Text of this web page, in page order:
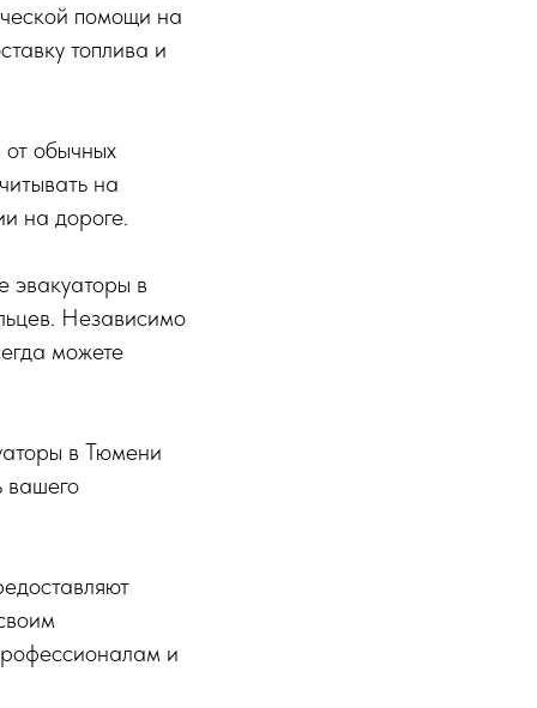
помощи на
топлива и
обычных
на
на дороге.
эвакуаторы в
Независимо
можете
в Тюмени
вашего
и